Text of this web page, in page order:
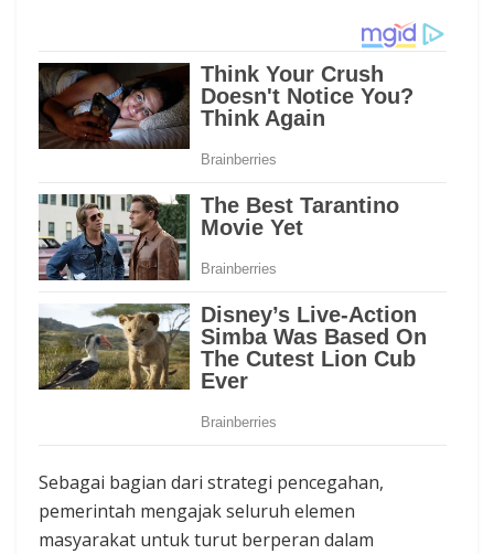
Sebagai bagian dari strategi pencegahan,
pemerintah mengajak seluruh elemen
masyarakat untuk turut berperan dalam